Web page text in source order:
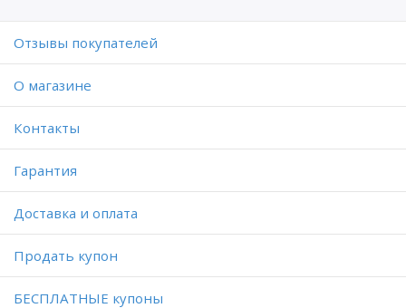
Отзывы покупателей
O магазине
Контакты
Гарантия
Доставка и оплата
Продать купон
БЕСПЛАТНЫЕ купоны